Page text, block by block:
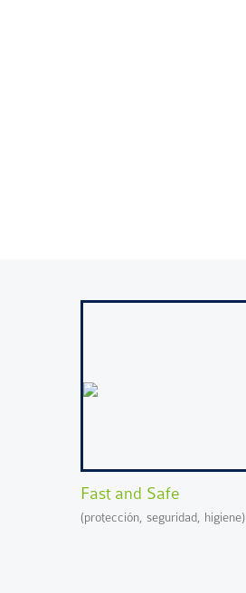
Fast and Safe
(protección, seguridad, higiene)